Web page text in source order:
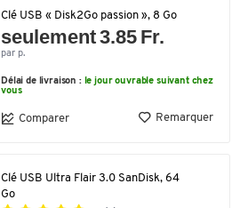
Clé USB « Disk2Go passion », 8 Go
seulement 3.85 Fr.
par p.
Délai de livraison : le jour ouvrable suivant chez
vous
Comparer Remarquer
Clé USB Ultra Flair 3.0 SanDisk, 64
Go